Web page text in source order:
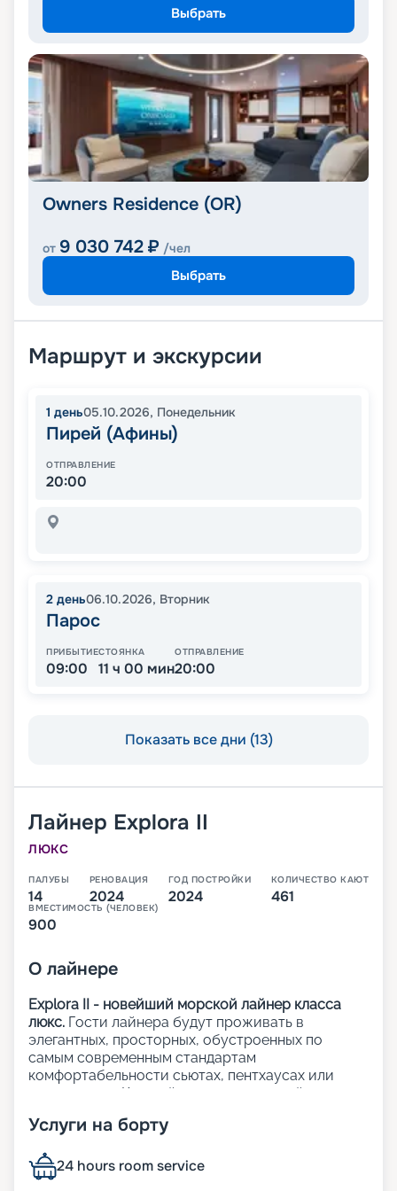
Выбрать
Owners Residence (OR)
от 9 030 742 ₽ /чел
Выбрать
Маршрут и экскурсии
1 день05.10.2026, Понедельник
Пирей (Афины)
ОТПРАВЛЕНИЕ
20:00
2 день06.10.2026, Вторник
Парос
ПРИБЫТИЕ
09:00
СТОЯНКА
11 ч 00 мин
ОТПРАВЛЕНИЕ
20:00
Показать все дни (13)
Лайнер Explora II
ЛЮКС
ПАЛУБЫ
14
РЕНОВАЦИЯ
2024
ГОД ПОСТРОЙКИ
2024
КОЛИЧЕСТВО КАЮТ
461
ВМЕСТИМОСТЬ (ЧЕЛОВЕК)
900
О лайнере
Explora II - новейший морской лайнер класса
люкс. Гости лайнера будут проживать в
элегантных, просторных, обустроенных по
самым современным стандартам
комфортабельности сьютах, пентхаусах или
резиденциях. Каждый из 461 люксов лайнера с
приватными террасами.
На лайнере:
Услуги на борту
24 hours room service